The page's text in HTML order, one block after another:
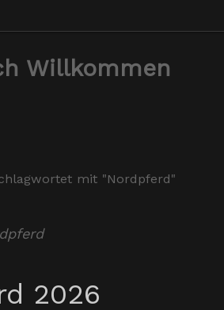
Willkommen
mit "Nordpferd"
2026